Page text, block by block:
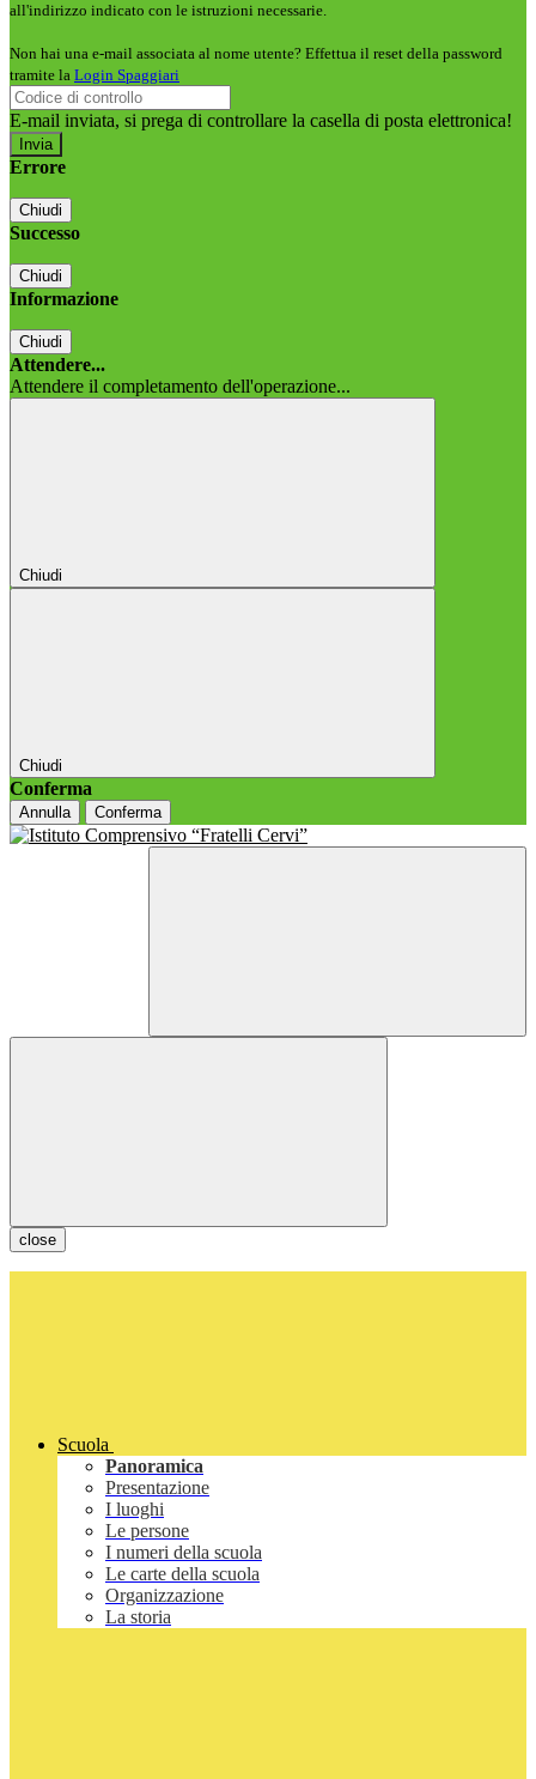
all'indirizzo indicato con le istruzioni necessarie.
Non hai una e-mail associata al nome utente? Effettua il reset della password
tramite la Login Spaggiari
E-mail inviata, si prega di controllare la casella di posta elettronica!
Errore
Chiudi
Successo
Chiudi
Informazione
Chiudi
Attendere...
Attendere il completamento dell'operazione...
Chiudi
Chiudi
Conferma
Annulla Conferma
close
Scuola
Panoramica
Presentazione
I luoghi
Le persone
I numeri della scuola
Le carte della scuola
Organizzazione
La storia